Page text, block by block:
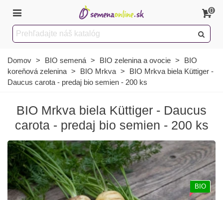
0
Domov > BIO semená > BIO zelenina a ovocie >
BIO
koreňová zelenina > BIO Mrkva >
BIO Mrkva biela Küttiger -
Daucus carota - predaj bio semien - 200 ks
BIO Mrkva biela Küttiger - Daucus
carota - predaj bio semien - 200 ks
BIO